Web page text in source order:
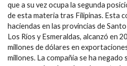
que a su vez ocupa la segunda
de esta materia tras Filipinas. Esta
haciendas en las provincias de
Los Ríos y Esmeraldas, alcanzó en
millones de dólares en
millones. La compañía se ha negado